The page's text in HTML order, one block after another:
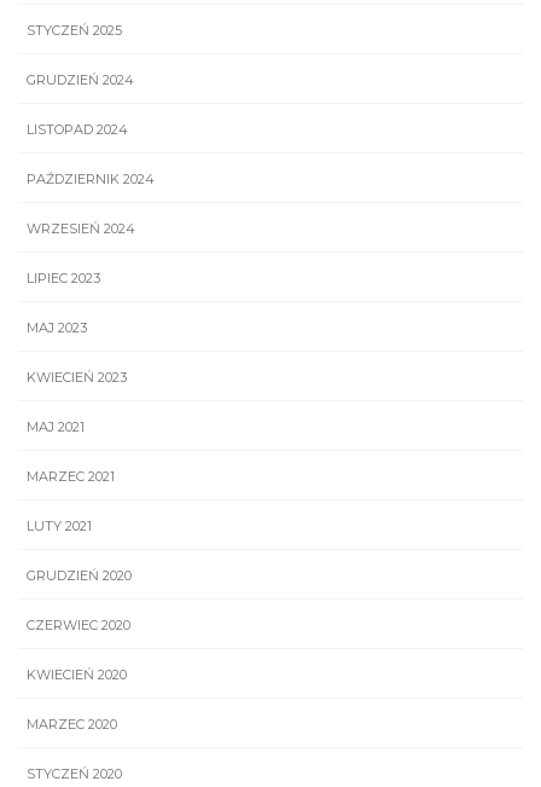
STYCZEŃ 2025
GRUDZIEŃ 2024
LISTOPAD 2024
PAŹDZIERNIK 2024
WRZESIEŃ 2024
LIPIEC 2023
MAJ 2023
KWIECIEŃ 2023
MAJ 2021
MARZEC 2021
LUTY 2021
GRUDZIEŃ 2020
CZERWIEC 2020
KWIECIEŃ 2020
MARZEC 2020
STYCZEŃ 2020